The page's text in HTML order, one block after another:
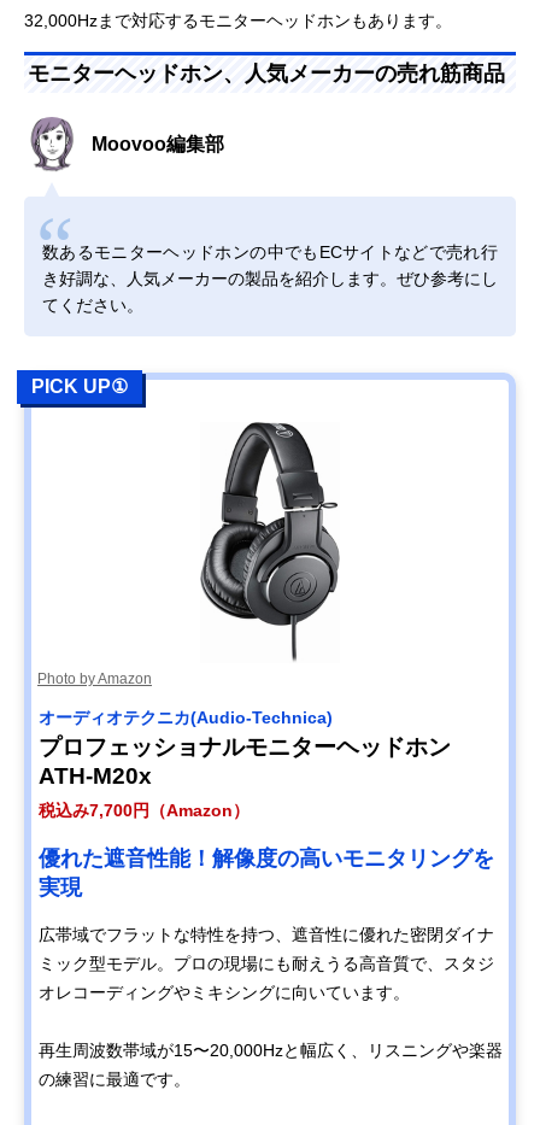
32,000Hzまで対応するモニターヘッドホンもあります。
モニターヘッドホン、人気メーカーの売れ筋商品
Moovoo編集部
数あるモニターヘッドホンの中でもECサイトなどで売れ行
き好調な、人気メーカーの製品を紹介します。ぜひ参考にし
てください。
PICK UP①
Photo by Amazon
オーディオテクニカ(Audio-Technica)
プロフェッショナルモニターヘッドホン
ATH-M20x
税込み7,700円（Amazon）
優れた遮音性能！解像度の高いモニタリングを
実現
広帯域でフラットな特性を持つ、遮音性に優れた密閉ダイナ
ミック型モデル。プロの現場にも耐えうる高音質で、スタジ
オレコーディングやミキシングに向いています。
再生周波数帯域が15〜20,000Hzと幅広く、リスニングや楽器
の練習に最適です。